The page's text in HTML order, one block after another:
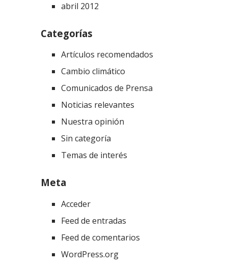
abril 2012
Categorías
Artículos recomendados
Cambio climático
Comunicados de Prensa
Noticias relevantes
Nuestra opinión
Sin categoría
Temas de interés
Meta
Acceder
Feed de entradas
Feed de comentarios
WordPress.org